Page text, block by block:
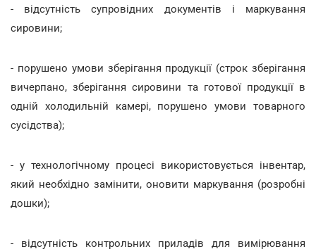
- відсутність супровідних документів і маркування
сировини;
- порушено умови зберігання продукції (строк зберігання
вичерпано, зберігання сировини та готової продукції в
одній холодильній камері, порушено умови товарного
сусідства);
- у технологічному процесі використовується інвентар,
який необхідно замінити, оновити маркування (розробні
дошки);
- відсутність контрольних приладів для вимірювання